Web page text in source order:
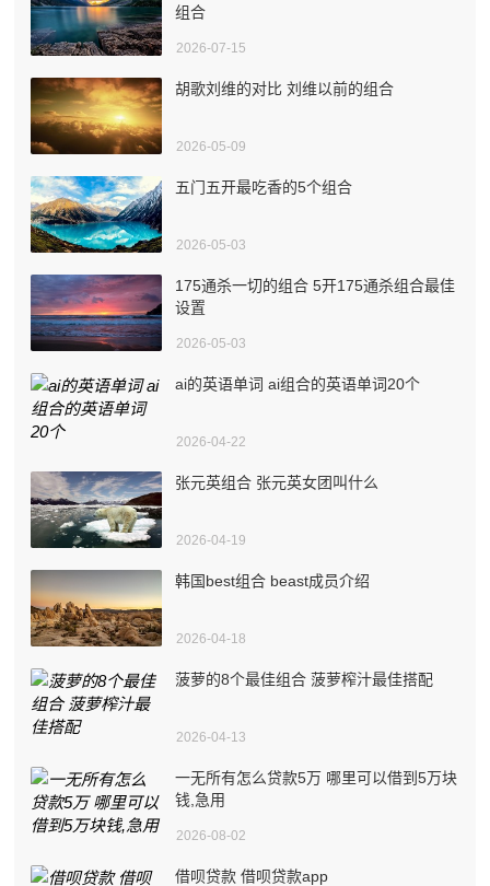
组合
2026-07-15
胡歌刘维的对比 刘维以前的组合
2026-05-09
五门五开最吃香的5个组合
2026-05-03
175通杀一切的组合 5开175通杀组合最佳
设置
2026-05-03
ai的英语单词 ai组合的英语单词20个
2026-04-22
张元英组合 张元英女团叫什么
2026-04-19
韩国best组合 beast成员介绍
2026-04-18
菠萝的8个最佳组合 菠萝榨汁最佳搭配
2026-04-13
一无所有怎么贷款5万 哪里可以借到5万块
钱,急用
2026-08-02
借呗贷款 借呗贷款app